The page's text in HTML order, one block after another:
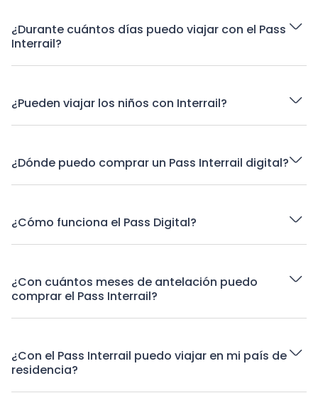
¿Durante cuántos días puedo viajar con el Pass
Interrail?
¿Pueden viajar los niños con Interrail?
¿Dónde puedo comprar un Pass Interrail digital?
¿Cómo funciona el Pass Digital?
¿Con cuántos meses de antelación puedo
comprar el Pass Interrail?
¿Con el Pass Interrail puedo viajar en mi país de
residencia?